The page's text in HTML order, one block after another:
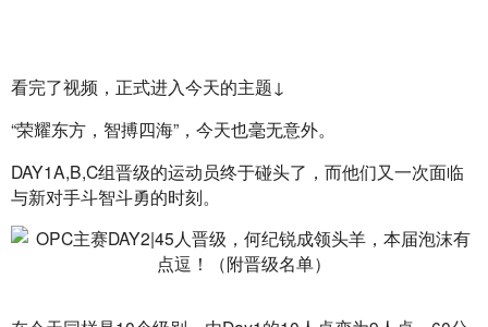
看完了视频，正式进入今天的主题↓
“荣耀东方，智搏四海”，今天也毫无意外。
DAY1A,B,C组晋级的运动员终于碰头了，而他们又一次面临
与新对手斗智斗勇的时刻。